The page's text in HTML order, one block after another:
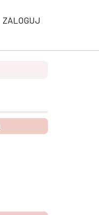
ZALOGUJ